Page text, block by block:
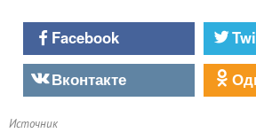
Facebook
Вконтакте
Источник